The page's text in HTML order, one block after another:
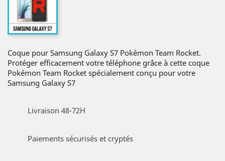
Coque pour Samsung Galaxy S7 Pokémon Team Rocket.
Protéger efficacement votre téléphone grâce à cette coque
Pokémon Team Rocket spécialement conçu pour votre
Samsung Galaxy S7
Livraison 48-72H
Paiements sécurisés et cryptés